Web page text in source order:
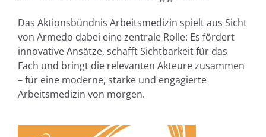
Das Aktionsbündnis Arbeitsmedizin spielt aus Sicht
von Armedo dabei eine zentrale Rolle: Es fördert
innovative Ansätze, schafft Sichtbarkeit für das
Fach und bringt die relevanten Akteure zusammen
– für eine moderne, starke und engagierte
Arbeitsmedizin von morgen.